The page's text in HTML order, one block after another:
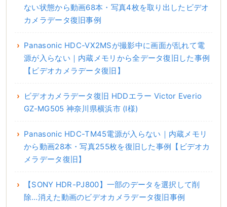
ない状態から動画68本・写真4枚を取り出したビデオ
カメラデータ復旧事例
Panasonic HDC-VX2MSが撮影中に画面が乱れて電
源が入らない｜内蔵メモリから全データ復旧した事例
【ビデオカメラデータ復旧】
ビデオカメラデータ復旧 HDDエラー Victor Everio
GZ-MG505 神奈川県横浜市 (I様)
Panasonic HDC-TM45電源が入らない｜内蔵メモリ
から動画28本・写真255枚を復旧した事例【ビデオカ
メラデータ復旧】
【SONY HDR-PJ800】一部のデータを選択して削
除…消えた動画のビデオカメラデータ復旧事例